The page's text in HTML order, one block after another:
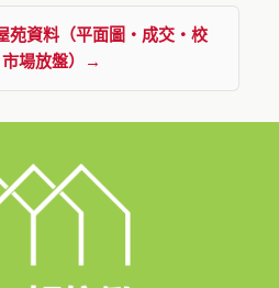
苑資料（平面圖・成交・校
場放盤）→